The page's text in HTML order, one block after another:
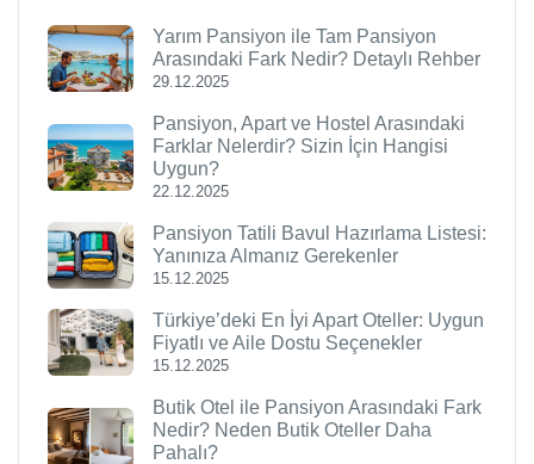
Yarım Pansiyon ile Tam Pansiyon
Arasındaki Fark Nedir? Detaylı Rehber
29.12.2025
Pansiyon, Apart ve Hostel Arasındaki
Farklar Nelerdir? Sizin İçin Hangisi
Uygun?
22.12.2025
Pansiyon Tatili Bavul Hazırlama Listesi:
Yanınıza Almanız Gerekenler
15.12.2025
Türkiye’deki En İyi Apart Oteller: Uygun
Fiyatlı ve Aile Dostu Seçenekler
15.12.2025
Butik Otel ile Pansiyon Arasındaki Fark
Nedir? Neden Butik Oteller Daha
Pahalı?